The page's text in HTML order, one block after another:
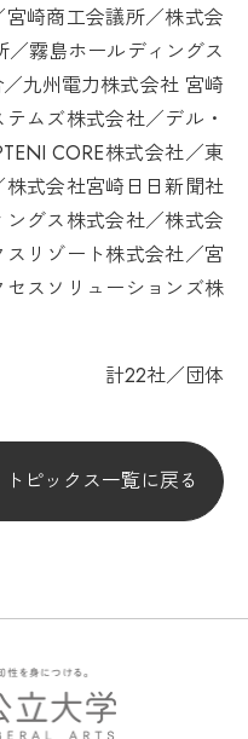
宮崎商工会議所／株式会
霧島ホールディングス
九州電力株式会社 宮崎
ムズ株式会社／デル・
CORE株式会社／東
式会社宮崎日日新聞社
グス株式会社／株式会
スリゾート株式会社／宮
スソリューションズ株
計22社／団体
トピックス一覧に戻る